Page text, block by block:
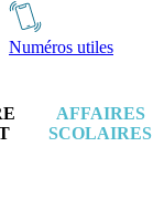
Numéros utiles
AFFAIRES
SCOLAIRES